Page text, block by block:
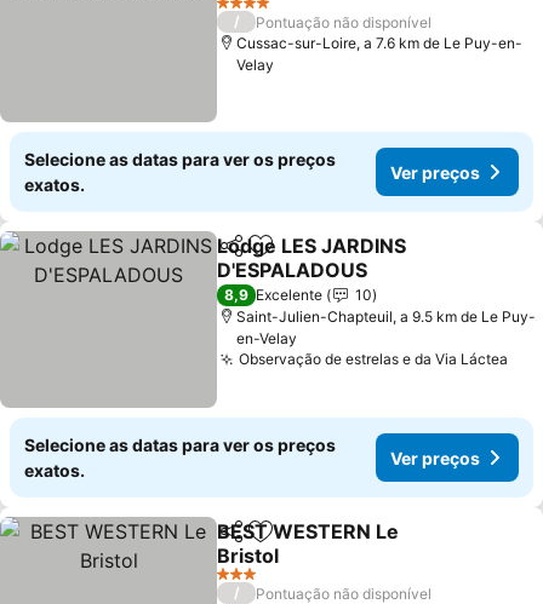
4 Estrelas
/
Pontuação não disponível
Cussac-sur-Loire, a 7.6 km de Le Puy-en-
Velay
Selecione as datas para ver os preços
exatos.
Ver preços
PartilharAdicionar aos favoritos
Lodge LES JARDINS
D'ESPALADOUS
8,9 Excelente
10
Saint-Julien-Chapteuil, a 9.5 km de Le Puy-
en-Velay
Observação de estrelas e da Via Láctea
Selecione as datas para ver os preços
exatos.
Ver preços
PartilharAdicionar aos favoritos
BEST WESTERN Le
Bristol
3 Estrelas
/
Pontuação não disponível